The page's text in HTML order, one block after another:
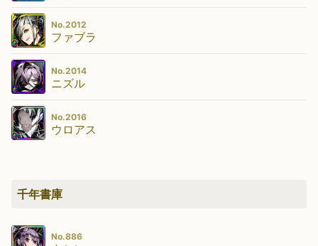
No.2012
ファブラ
No.2014
ニズル
No.2016
ウロアス
千年書庫
No.886